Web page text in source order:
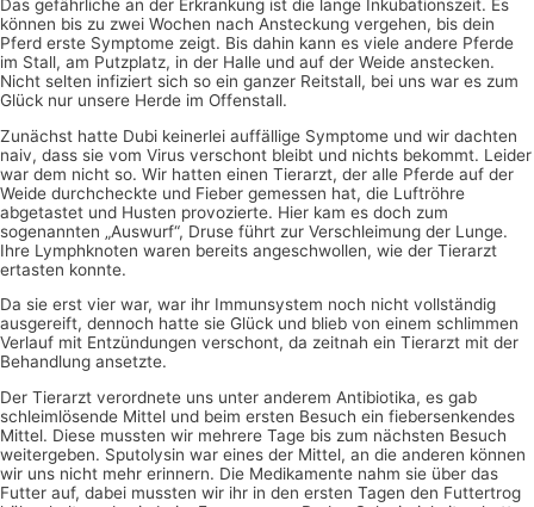
Das gefährliche an der Erkrankung ist die lange Inkubationszeit. Es
können bis zu zwei Wochen nach Ansteckung vergehen, bis dein
Pferd erste Symptome zeigt. Bis dahin kann es viele andere Pferde
im Stall, am Putzplatz, in der Halle und auf der Weide anstecken.
Nicht selten infiziert sich so ein ganzer Reitstall, bei uns war es zum
Glück nur unsere Herde im Offenstall.
Zunächst hatte Dubi keinerlei auffällige Symptome und wir dachten
naiv, dass sie vom Virus verschont bleibt und nichts bekommt. Leider
war dem nicht so. Wir hatten einen Tierarzt, der alle Pferde auf der
Weide durchcheckte und Fieber gemessen hat, die Luftröhre
abgetastet und Husten provozierte. Hier kam es doch zum
sogenannten „Auswurf“, Druse führt zur Verschleimung der Lunge.
Ihre Lymphknoten waren bereits angeschwollen, wie der Tierarzt
ertasten konnte.
Da sie erst vier war, war ihr Immunsystem noch nicht vollständig
ausgereift, dennoch hatte sie Glück und blieb von einem schlimmen
Verlauf mit Entzündungen verschont, da zeitnah ein Tierarzt mit der
Behandlung ansetzte.
Der Tierarzt verordnete uns unter anderem Antibiotika, es gab
schleimlösende Mittel und beim ersten Besuch ein fiebersenkendes
Mittel. Diese mussten wir mehrere Tage bis zum nächsten Besuch
weitergeben. Sputolysin war eines der Mittel, an die anderen können
wir uns nicht mehr erinnern. Die Medikamente nahm sie über das
Futter auf, dabei mussten wir ihr in den ersten Tagen den Futtertrog